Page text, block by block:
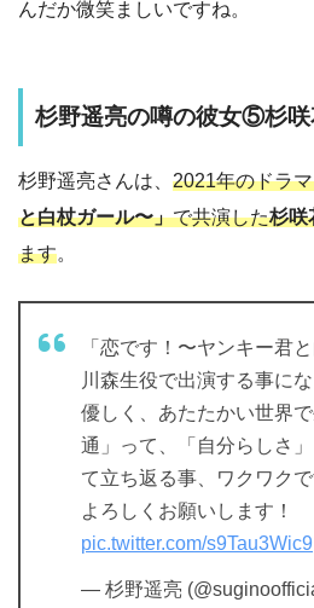
んだか微笑ましいですね。
杉野遥亮の噂の彼女⑤杉
杉野遥亮さんは、 2021年のドラマ
と白杖ガール〜」で共演した杉咲
ます。
「恋です！〜ヤンキー君
川森生役で出演する事に
優しく、あたたかい世界
通」って、「自分らしさ
て立ち返る事、ワクワク
よろしくお願いします！
pic.twitter.com/s9Tau3Wic9
— 杉野遥亮